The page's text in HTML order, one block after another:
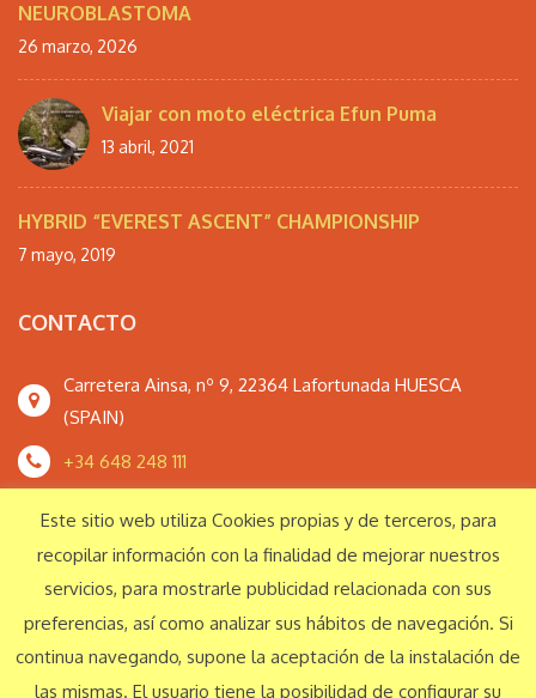
NEUROBLASTOMA
26 marzo, 2026
Viajar con moto eléctrica Efun Puma
13 abril, 2021
HYBRID “EVEREST ASCENT” CHAMPIONSHIP
7 mayo, 2019
CONTACTO
Carretera Ainsa, nº 9, 22364 Lafortunada HUESCA
(SPAIN)
+34 648 248 111
Responsabilidad Social Corporativa
Este sitio web utiliza Cookies propias y de terceros, para
recopilar información con la finalidad de mejorar nuestros
servicios, para mostrarle publicidad relacionada con sus
preferencias, así como analizar sus hábitos de navegación. Si
continua navegando, supone la aceptación de la instalación de
las mismas. El usuario tiene la posibilidad de configurar su